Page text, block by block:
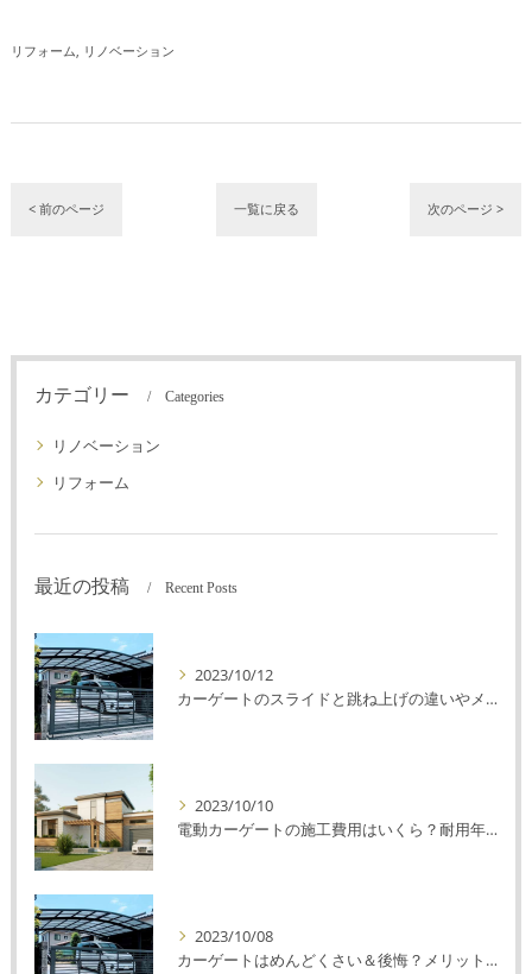
リフォーム リノベーション
< 前のページ 一覧に戻る 次のページ >
カテゴリー Categories
リノベーション
リフォーム
最近の投稿 Recent Posts
2023/10/12
カーゲートのスライドと跳ね上げの違いやメリットデメリットを解説！
2023/10/10
電動カーゲートの施工費用はいくら？耐用年数や注意点を解説！
2023/10/08
カーゲートはめんどくさい＆後悔？メリット・デメリットを解説！